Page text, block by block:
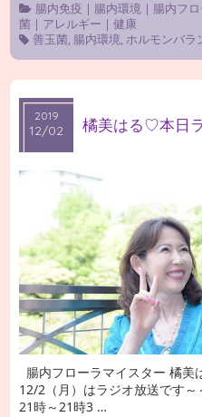
腸内免疫 | 腸内環境| 腸内フ
菌 | アレルギー | 健康
善玉菌, 腸内環境, ホルモンバラ
2019
12/02
2019
12/02 橘美はる♡本日
腸内フローラマイスター 橘
12/2（月）はラジオ放送です～
21時～21時3 …